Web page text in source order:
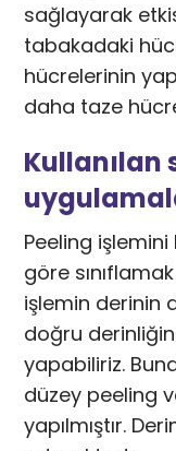
sağlayarak
tabakadaki
hücrelerinin
daha taze
Kullanılan
Peeling
göre
işlemin derinin
doğru
yapabiliriz.
düzey peeling
yapılmıştır.